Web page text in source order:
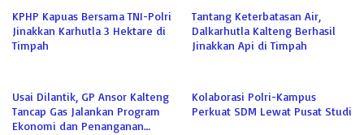
KPHP Kapuas Bersama TNI-Polri
Jinakkan Karhutla 3 Hektare di
Timpah
Tantang Keterbatasan Air,
Dalkarhutla Kalteng Berhasil
Jinakkan Api di Timpah
Usai Dilantik, GP Ansor Kalteng
Tancap Gas Jalankan Program
Ekonomi dan Penanganan
Kolaborasi Polri-Kampus
Perkuat SDM Lewat Pusat Studi